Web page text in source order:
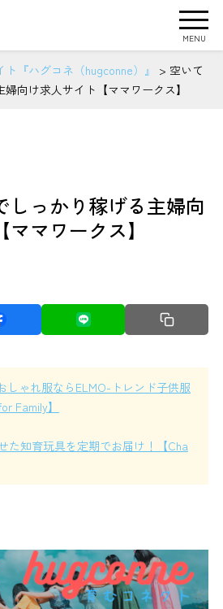
MENU
『ハグコネ（hugconne）』 > 空いて
向け求人サイト【ママワークス】
しっかり稼げる主婦向
マワークス】
しゃれ服ならELMO-トレンド子供服
Family】
た知育玩具を定期でお届け！【Cha